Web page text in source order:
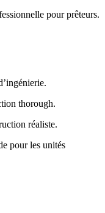
pour prêteurs.
thorough.
réaliste.
pour les unités